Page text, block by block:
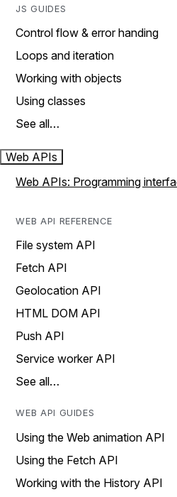
JS GUIDES
Control flow & error handing
Loops and iteration
Working with objects
Using classes
See all…
Web APIs
Web APIs: Programming
WEB API REFERENCE
File system API
Fetch API
Geolocation API
HTML DOM API
Push API
Service worker API
See all…
WEB API GUIDES
Using the Web animation API
Using the Fetch API
Working with the History API